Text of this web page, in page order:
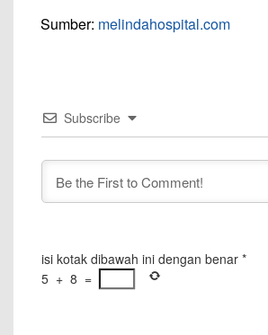
Sumber: melindahospital.com
Subscribe
isi kotak dibawah ini dengan benar *
5 + 8 =